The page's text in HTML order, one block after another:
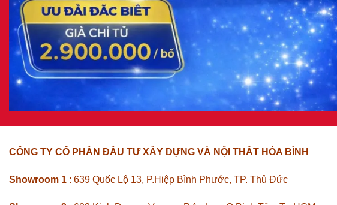
CÔNG TY CỔ PHẦN ĐẦU TƯ XÂY DỰNG VÀ NỘI THẤT HÒA BÌNH
Showroom 1 : 639 Quốc Lộ 13, P.Hiệp Bình Phước, TP. Thủ Đức